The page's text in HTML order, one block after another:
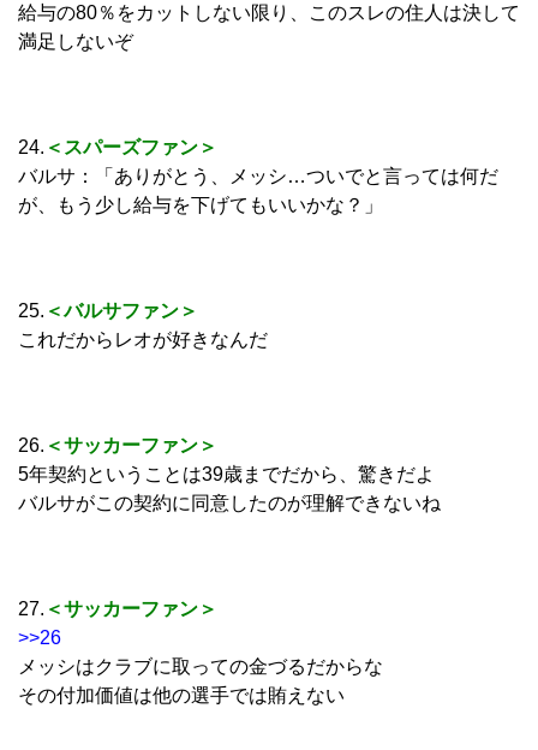
給与の80％をカットしない限り、このスレの住人は決して
満足しないぞ
24. ＜スパーズファン＞
バルサ：「ありがとう、メッシ…ついでと言っては何だ
が、もう少し給与を下げてもいいかな？」
25. ＜バルサファン＞
これだからレオが好きなんだ
26. ＜サッカーファン＞
5年契約ということは39歳までだから、驚きだよ
バルサがこの契約に同意したのが理解できないね
27. ＜サッカーファン＞
>>26
メッシはクラブに取っての金づるだからな
その付加価値は他の選手では賄えない